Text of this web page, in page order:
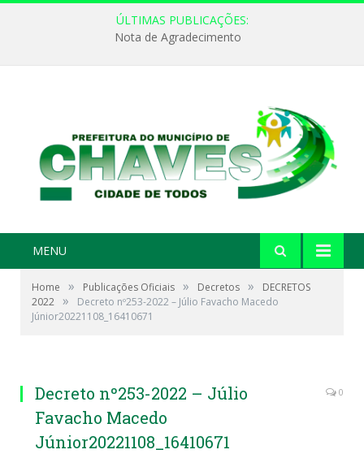
ÚLTIMAS PUBLICAÇÕES:
Nota de Agradecimento
MENU
Home » Publicações Oficiais » Decretos »
DECRETOS
2022 »
Decreto nº253-2022 – Júlio Favacho Macedo
Júnior20221108_16410671
Decreto nº253-2022 – Júlio
Favacho Macedo
Júnior20221108_16410671
0